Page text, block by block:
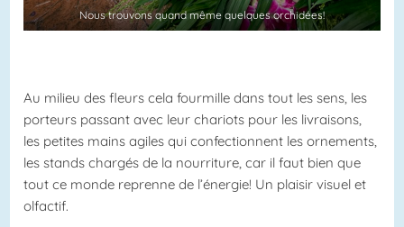
Nous trouvons quand même quelques orchidées!
Au milieu des fleurs cela fourmille dans tout les sens, les
porteurs passant avec leur chariots pour les livraisons,
les petites mains agiles qui confectionnent les ornements,
les stands chargés de la nourriture, car il faut bien que
tout ce monde reprenne de l’énergie! Un plaisir visuel et
olfactif.